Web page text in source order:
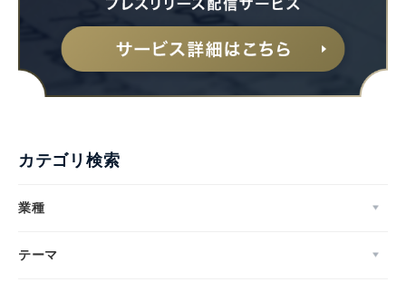
カテゴリ検索
業種
テーマ